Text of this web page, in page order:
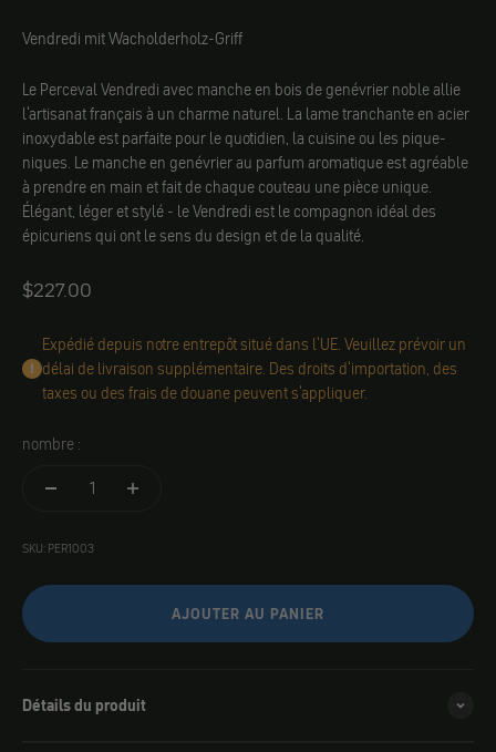
Perceval
Vendredi mit Wacholderholz-Griff
Le Perceval Vendredi avec manche en bois de genévrier noble allie
l'artisanat français à un charme naturel. La lame tranchante en acier
inoxydable est parfaite pour le quotidien, la cuisine ou les pique-
niques. Le manche en genévrier au parfum aromatique est agréable
à prendre en main et fait de chaque couteau une pièce unique.
Élégant, léger et stylé - le Vendredi est le compagnon idéal des
épicuriens qui ont le sens du design et de la qualité.
Angebot
$227.00
Expédié depuis notre entrepôt situé dans l'UE. Veuillez prévoir un
délai de livraison supplémentaire. Des droits d'importation, des
taxes ou des frais de douane peuvent s'appliquer.
nombre :
SKU: PER1003
AJOUTER AU PANIER
Détails du produit